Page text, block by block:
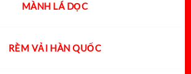
MÀNH LÁ DỌC
RÈM VẢI HÀN QUỐC